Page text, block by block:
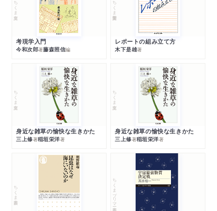
ちくま文庫
考現学入門
今和次郎著藤森照信編
ちくま学芸文庫
レポートの組み立て方
木下是雄著
ちくま文庫
身近な雑草の愉快な生きかた
三上修著稲垣栄洋著
ちくま文庫
身近な雑草の愉快な生きかた
三上修著稲垣栄洋著
ちくま新書 ちくまプリマー新書